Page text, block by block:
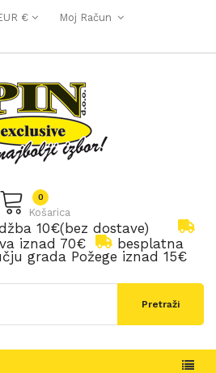
€ Moj Račun
Košarica
0
10€(bez dostave)
iznad 70€
besplatna
grada Požege iznad 15€
Pretraži